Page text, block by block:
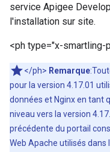
service Apigee
l'installation sur site.
<ph type="x-smartling-
</ph> Remarque
pour la version 4.17.01
données et Nginx en tant
niveau vers la version
précédente du portail
Web Apache utilisés dans